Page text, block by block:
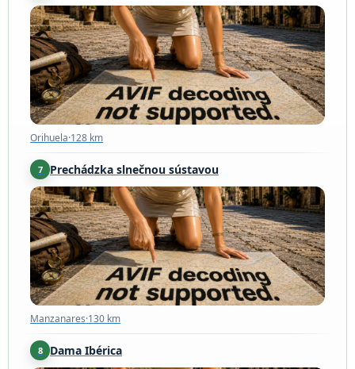
Orihuela·128 km
Orihuela·128 km
7 Prechádzka slnečnou sústavou
Manzanares·130 km
Manzanares·130 km
8 Dama Ibérica